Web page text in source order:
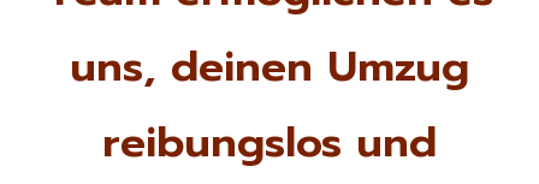
uns, deinen Umzug
reibungslos und